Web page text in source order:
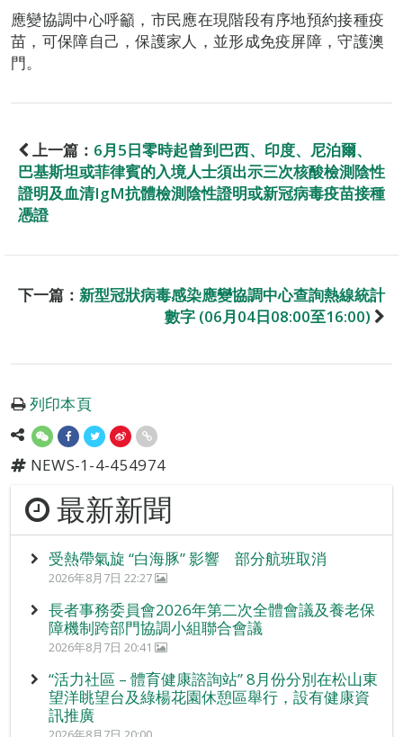
應變協調中心呼籲，市民應在現階段有序地預約接種疫
苗，可保障自己，保護家人，並形成免疫屏障，守護澳
門。
上一篇： 6月5日零時起曾到巴西、印度、尼泊爾、
巴基斯坦或菲律賓的入境人士須出示三次核酸檢測陰性
證明及血清IgM抗體檢測陰性證明或新冠病毒疫苗接種
憑證
下一篇： 新型冠狀病毒感染應變協調中心查詢熱線統計
數字 (06月04日08:00至16:00)
列印本頁
NEWS-1-4-454974
最新新聞
受熱帶氣旋 “白海豚” 影響 部分航班取消
2026年8月7日 22:27
長者事務委員會2026年第二次全體會議及養老保
障機制跨部門協調小組聯合會議
2026年8月7日 20:41
“活力社區 – 體育健康諮詢站” 8月份分別在松山東
望洋眺望台及綠楊花園休憩區舉行，設有健康資
訊推廣